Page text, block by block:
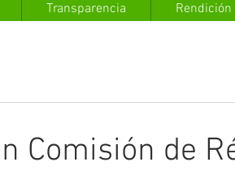
Transparencia
Comisión de